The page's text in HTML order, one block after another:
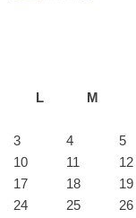
L
M
3
4 5
10
11 12
17
18 19
24
25 26